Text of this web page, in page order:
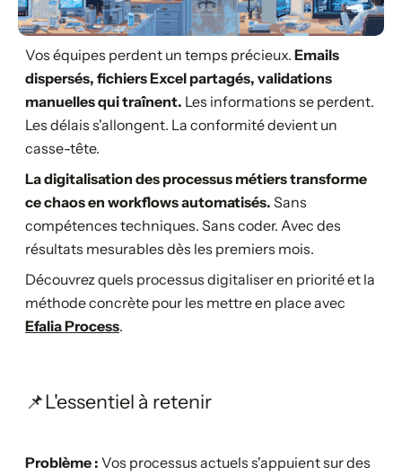
Vos équipes perdent un temps précieux. Emails
dispersés, fichiers Excel partagés, validations
manuelles qui traînent. Les informations se perdent.
Les délais s'allongent. La conformité devient un
casse-tête.
La digitalisation des processus métiers transforme
ce chaos en workflows automatisés. Sans
compétences techniques. Sans coder. Avec des
résultats mesurables dès les premiers mois.
Découvrez quels processus digitaliser en priorité et la
méthode concrète pour les mettre en place avec
Efalia Process.
📌L'essentiel à retenir
Problème : Vos processus actuels s'appuient sur des